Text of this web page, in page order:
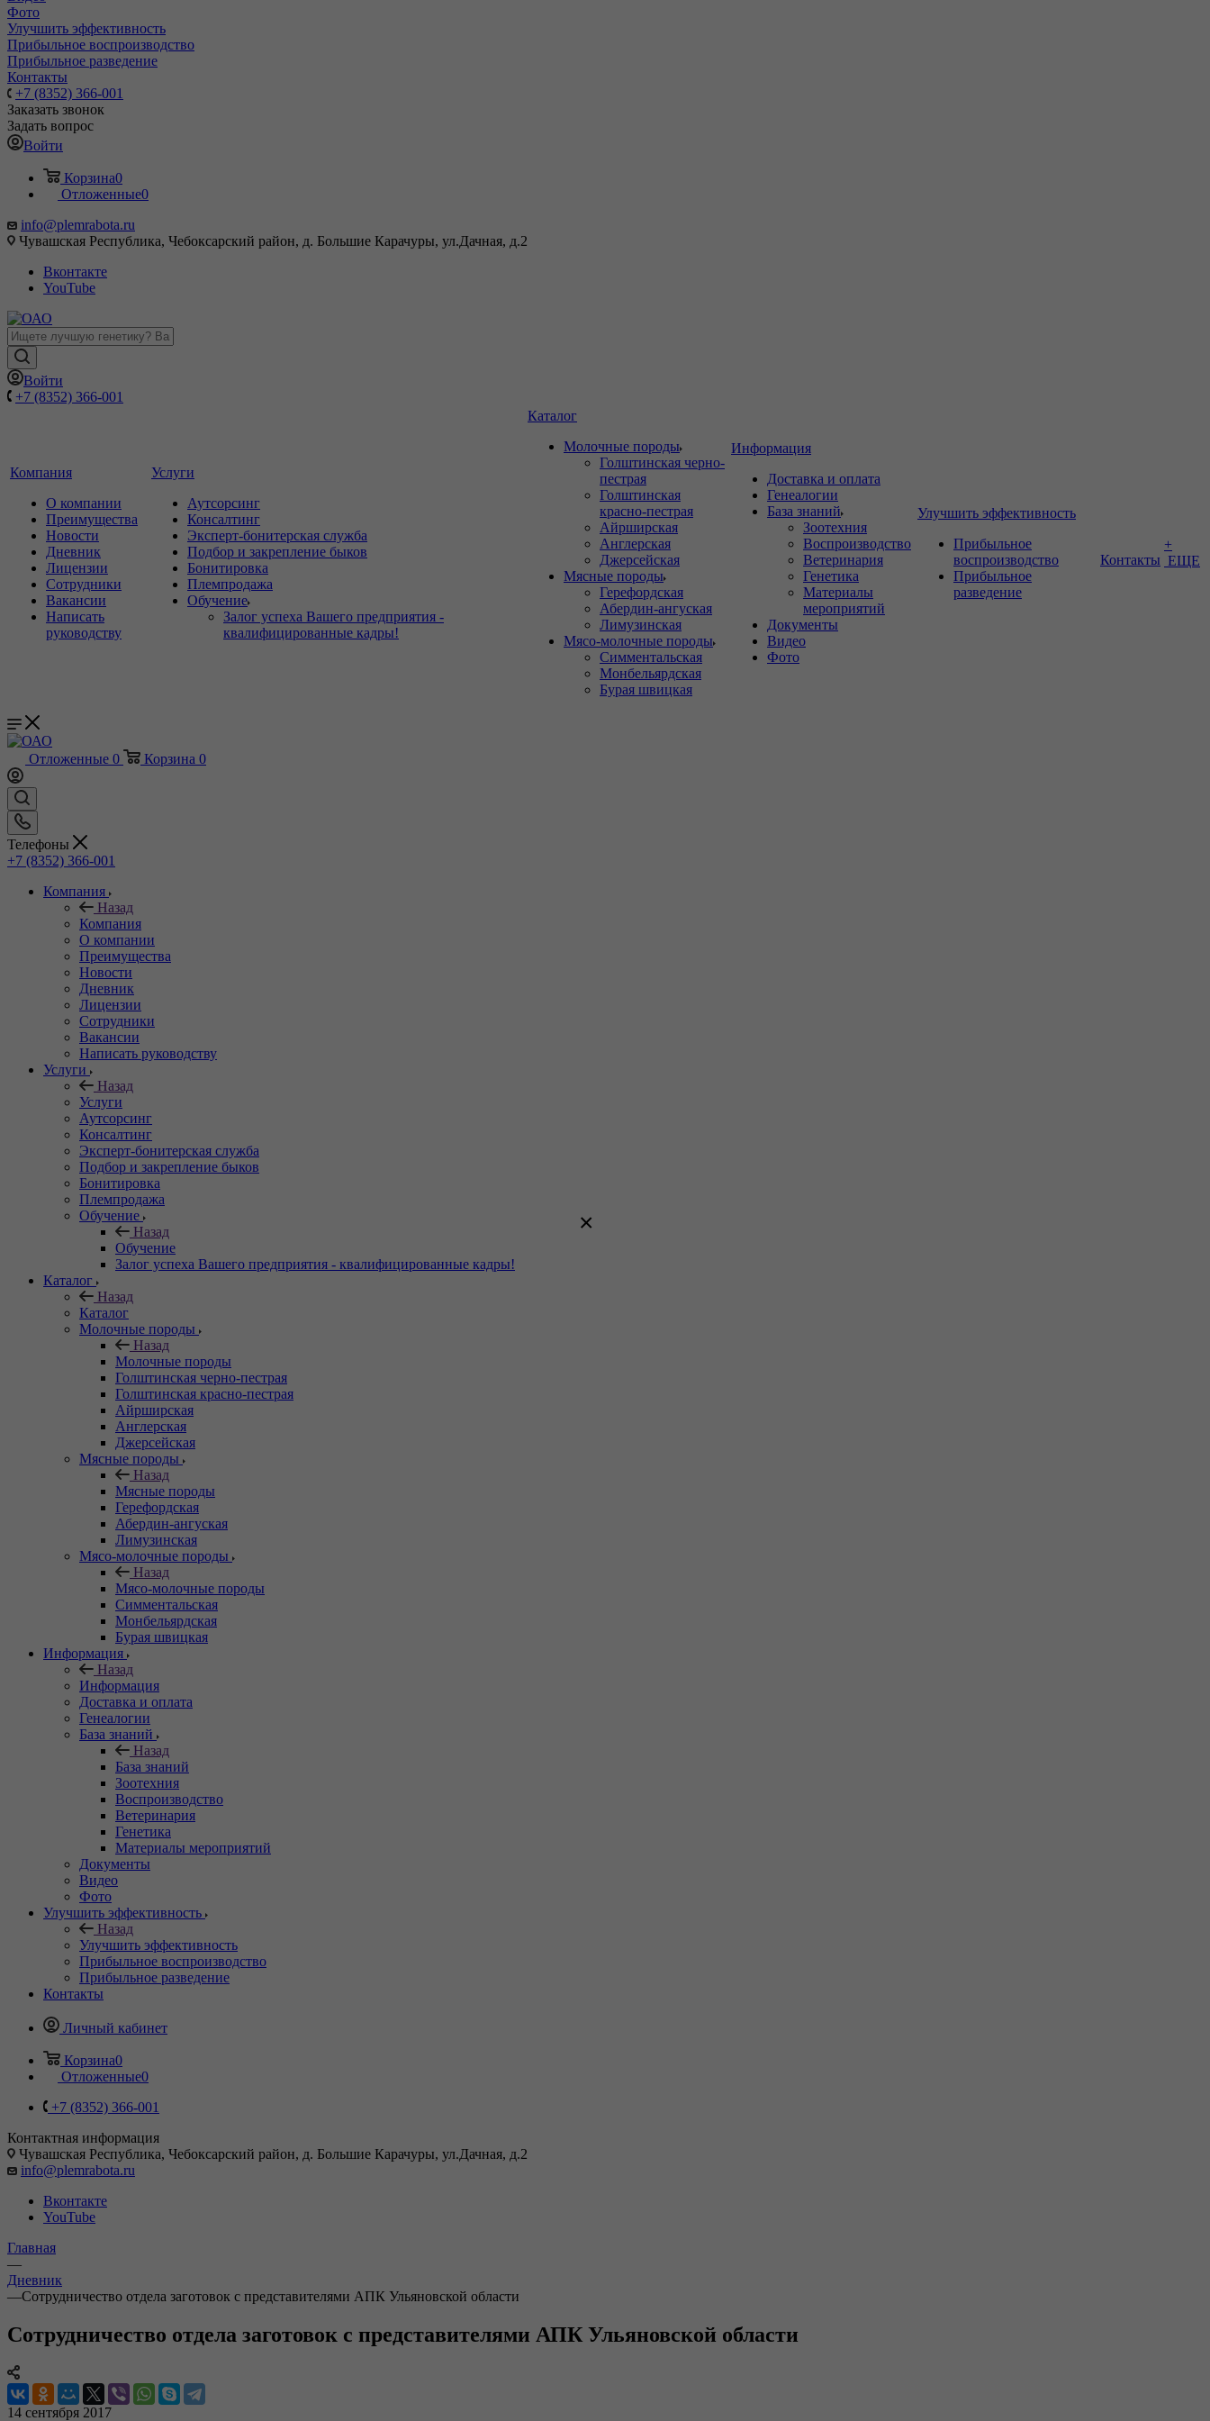
Фото
Улучшить эффективность
Прибыльное воспроизводство
Прибыльное разведение
Контакты
+7 (8352) 366-001
Заказать звонок
Задать вопрос
Войти
Корзина0
Отложенные0
info@plemrabota.ru
Чувашская Республика, Чебоксарский район, д. Большие Карачуры, ул.Дачная, д.2
Вконтакте
YouTube
Войти
+7 (8352) 366-001
Компания
О компании
Преимущества
Новости
Дневник
Лицензии
Сотрудники
Вакансии
Написать
руководству
Услуги
Аутсорсинг
Консалтинг
Эксперт-бонитерская служба
Подбор и закрепление быков
Бонитировка
Племпродажа
Обучение
Залог успеха Вашего предприятия -
квалифицированные кадры!
Каталог
Молочные породы
Голштинская черно-
пестрая
Голштинская
красно-пестрая
Айрширская
Англерская
Джерсейская
Мясные породы
Герефордская
Абердин-ангуская
Лимузинская
Мясо-молочные породы
Симментальская
Монбельярдская
Бурая швицкая
Информация
Доставка и оплата
Генеалогии
База знаний
Зоотехния
Воспроизводство
Ветеринария
Генетика
Материалы
мероприятий
Документы
Видео
Фото
Улучшить эффективность
Прибыльное
воспроизводство
Прибыльное
разведение
Контакты
+
ЕЩЕ
Отложенные 0 Корзина 0
Телефоны
+7 (8352) 366-001
Компания
Назад
Компания
О компании
Преимущества
Новости
Дневник
Лицензии
Сотрудники
Вакансии
Написать руководству
Услуги
Назад
Услуги
Аутсорсинг
Консалтинг
Эксперт-бонитерская служба
Подбор и закрепление быков
Бонитировка
Племпродажа
Обучение
Назад
Обучение
Залог успеха Вашего предприятия - квалифицированные кадры!
Каталог
Назад
Каталог
Молочные породы
Назад
Молочные породы
Голштинская черно-пестрая
Голштинская красно-пестрая
Айрширская
Англерская
Джерсейская
Мясные породы
Назад
Мясные породы
Герефордская
Абердин-ангуская
Лимузинская
Мясо-молочные породы
Назад
Мясо-молочные породы
Симментальская
Монбельярдская
Бурая швицкая
Информация
Назад
Информация
Доставка и оплата
Генеалогии
База знаний
Назад
База знаний
Зоотехния
Воспроизводство
Ветеринария
Генетика
Материалы мероприятий
Документы
Видео
Фото
Улучшить эффективность
Назад
Улучшить эффективность
Прибыльное воспроизводство
Прибыльное разведение
Контакты
Личный кабинет
Корзина0
Отложенные0
+7 (8352) 366-001
Контактная информация
Чувашская Республика, Чебоксарский район, д. Большие Карачуры, ул.Дачная, д.2
info@plemrabota.ru
Вконтакте
YouTube
Главная
—
Дневник
—Сотрудничество отдела заготовок с представителями АПК Ульяновской области
Сотрудничество отдела заготовок с представителями АПК Ульяновской области
14 сентября 2017
×